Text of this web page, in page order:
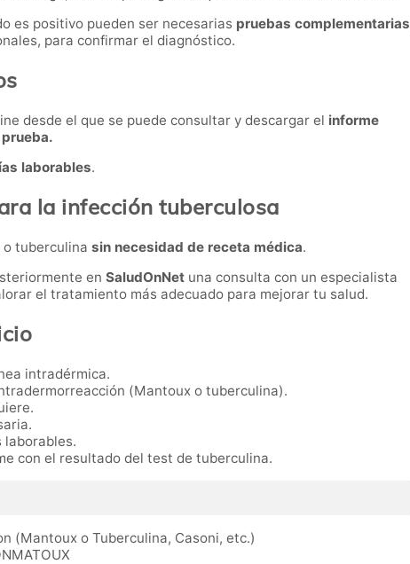
es positivo pueden ser necesarias pruebas complementarias
para confirmar el diagnóstico.
desde el que se puede consultar y descargar el informe
laborables.
la infección tuberculosa
tuberculina sin necesidad de receta médica.
en SaludOnNet una consulta con un especialista
el tratamiento más adecuado para mejorar tu salud.
intradérmica.
(Mantoux o tuberculina).
laborables.
con el resultado del test de tuberculina.
(Mantoux o Tuberculina, Casoni, etc.)